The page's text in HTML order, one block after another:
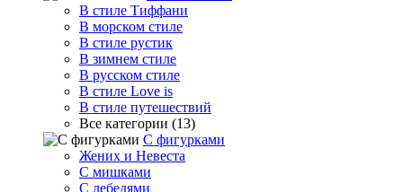
В стиле Тиффани
В морском стиле
В стиле рустик
В зимнем стиле
В русском стиле
В стиле Love is
В стиле путешествий
Все категории (13)
С фигурками
Жених и Невеста
С мишками
С лебедями